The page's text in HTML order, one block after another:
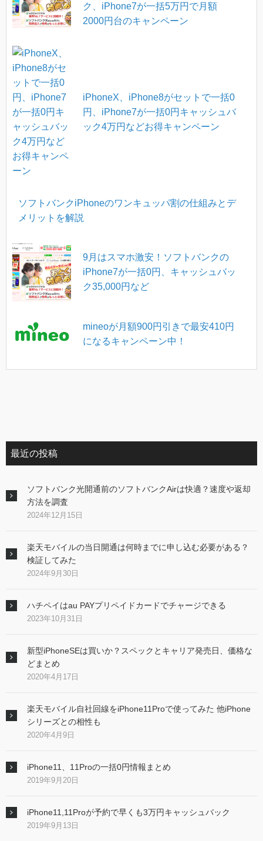
ク、iPhone7が一括5万円で月額
2000円台のキャンペーン
iPhoneX、iPhone8がセットで一括0
円、iPhone7が一括0円キャッシュバ
ック4万円などお得キャンペーン
ソフトバンクiPhoneのワンキュッパ割の仕組みとデ
メリットを解説
9月はスマホ激安！ソフトバンクの
iPhone7が一括0円、キャッシュバッ
ク35,000円など
mineoが月額900円引きで最安410円
になるキャンペーン中！
最近の投稿
ソフトバンク光開通前のソフトバンクAirは快適？速度や返却
方法を調査
2024年12月15日
楽天モバイルの当日開通は何時までに申し込む必要がある？
検証してみた
2024年9月30日
ハチペイはau PAYプリペイドカードでチャージできる
2023年10月31日
新型iPhoneSEは買いか？スペックとキャリア発売日、価格な
どまとめ
2020年4月17日
楽天モバイル自社回線をiPhone11Proで使ってみた 他iPhone
シリーズとの相性も
2020年4月9日
iPhone11、11Proの一括0円情報まとめ
2019年9月20日
iPhone11,11Proが予約で早くも3万円キャッシュバック
2019年9月13日